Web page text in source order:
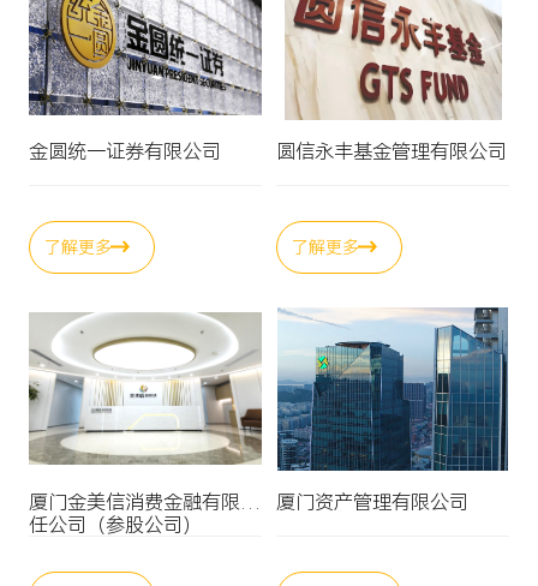
金圆统一证券有限公司
了解更多
圆信永丰基金管理有限公司
了解更多
厦门金美信消费金融有限责
任公司（参股公司）
厦门资产管理有限公司